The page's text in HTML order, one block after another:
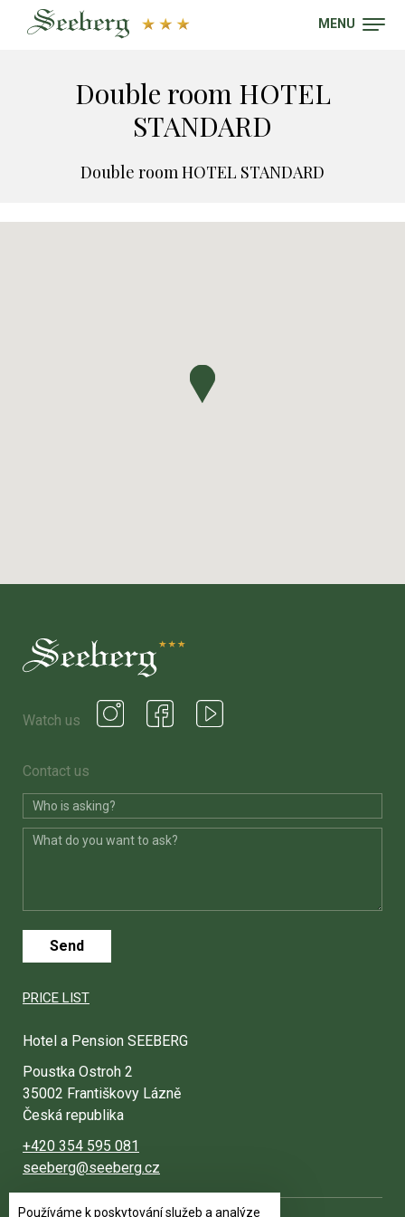
MENU
Double room HOTEL
STANDARD
Double room HOTEL STANDARD
Používáme k poskytování služeb a analýze
Watch us
Contact us
Send
PRICE LIST
Hotel a Pension SEEBERG
Poustka Ostroh 2
35002 Františkovy Lázně
Česká republika
+420 354 595 081
seeberg@seeberg.cz